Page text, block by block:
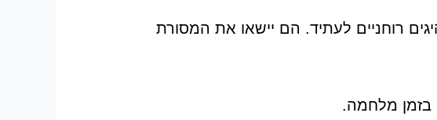
רוחניים לעתיד. הם יישאו את המסורת
בזמן מלחמה.